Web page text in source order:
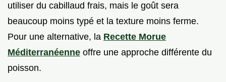
utiliser du cabillaud frais, mais le goût sera
beaucoup moins typé et la texture moins ferme.
Pour une alternative, la Recette Morue
Méditerranéenne offre une approche différente du
poisson.